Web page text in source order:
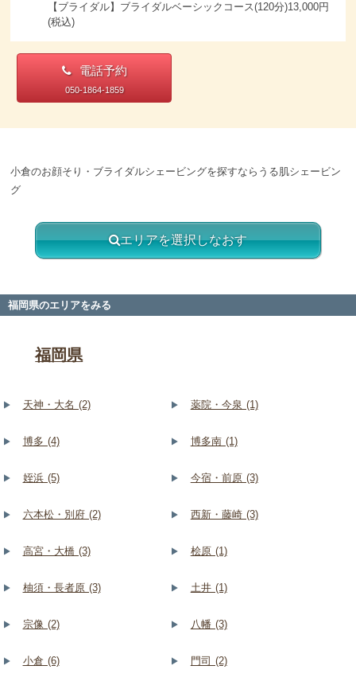
【ブライダル】ブライダルベーシックコース(120分)13,000円
(税込)
電話予約
050-1864-1859
小倉のお顔そり・ブライダルシェービングを探すならうる肌シェービン
グ
エリアを選択しなおす
福岡県のエリアをみる
福岡県
天神・大名 (2) 薬院・今泉 (1)
博多 (4) 博多南 (1)
姪浜 (5) 今宿・前原 (3)
六本松・別府 (2) 西新・藤崎 (3)
高宮・大橋 (3) 桧原 (1)
柚須・長者原 (3) 土井 (1)
宗像 (2) 八幡 (3)
小倉 (6) 門司 (2)